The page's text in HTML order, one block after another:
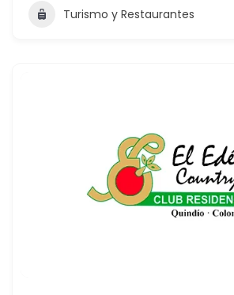
Turismo y Restaurantes